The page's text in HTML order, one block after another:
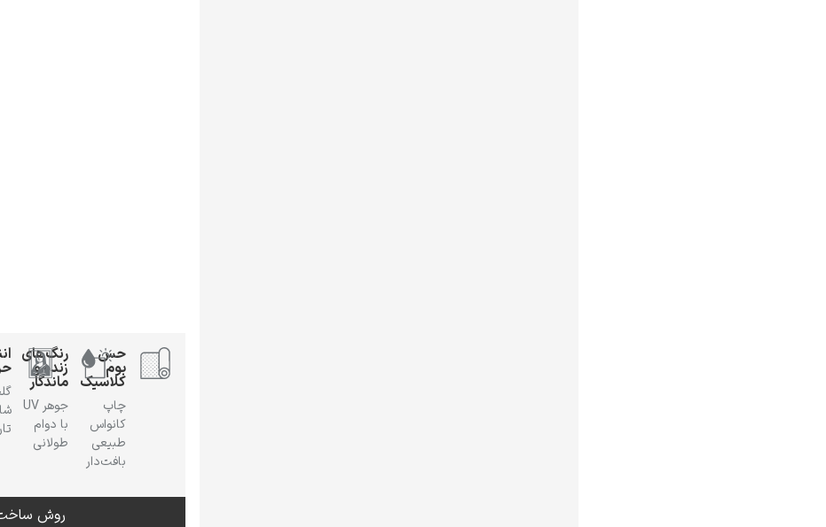
حس
بوم
کلاسیک
چاپ
کانواس
طبیعی
بافت‌دار
رنگ‌های
زنده و
ماندگار
جوهر UV
با دوام
طولانی
روش